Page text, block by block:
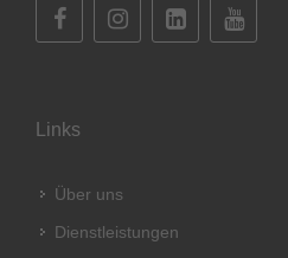
Links
Über uns
Dienstleistungen